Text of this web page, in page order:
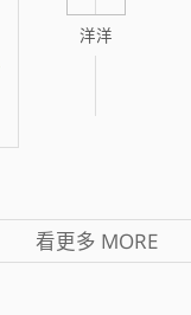
洋洋
看更多 MORE